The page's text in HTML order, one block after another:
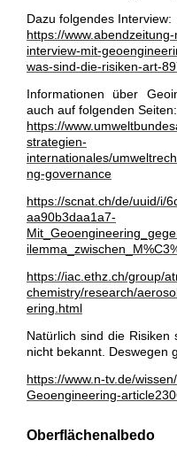
Dazu folgendes Interview:
https://
interview-mit-
was-sind-die-risiken-art-
Informationen über
auch auf folgenden Seiten:
https://
strategien-
internationales/
ng-governance
https://scnat.ch/de/uuid/i/
aa90b3daa1a7-
https://iac.ethz.ch/group/
chemistry/research/
ering.html
Natürlich sind die Risiken
nicht bekannt. Deswegen
https://www.n-tv.de/
Geoengineering-
Oberflächenalbedo